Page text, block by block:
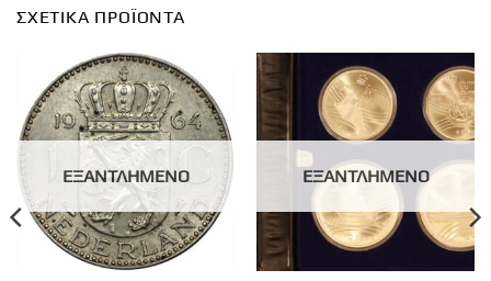
ΣΧΕΤΙΚΆ ΠΡΟΪΌΝΤΑ
ΕΞΑΝΤΛΗΜΈΝΟ ΕΞΑΝΤΛΗΜΈΝΟ